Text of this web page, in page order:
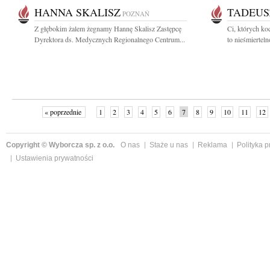
HANNA SKALISZ POZNAŃ
Z głębokim żalem żegnamy Hannę Skalisz Zastępcę
Dyrektora ds. Medycznych Regionalnego Centrum...
Ci, których
to
« poprzednie 1 2 3 4 5 6 7 8 9 10 11 12
Copyright © Wyborcza sp. z o.o. O nas Staże u nas Reklama
Polityka
Ustawienia prywatności